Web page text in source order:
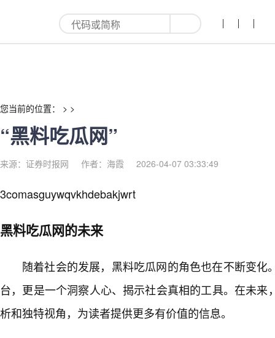
“黑料吃瓜网”-红利来
您当前的位置： > >
“黑料吃瓜网”
来源：证券时报网 作者：海霞 2026-04-07 03:33:49
3comasguywqvkhdebakjwrt
黑料吃瓜网的未来
随着社会的发展，黑料吃瓜网的角色也在不断变化
台，更是一个洞察人心、揭示社会真相的工具。在未来
析和独特视角，为读者提供更多有价值的信息。